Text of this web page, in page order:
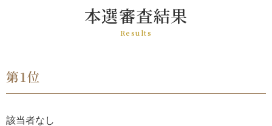
本選審査結果
Results
第1位
該当者なし